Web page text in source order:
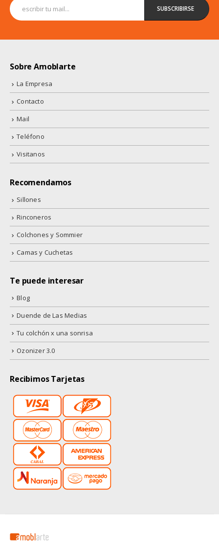
Sobre Amoblarte
La Empresa
Contacto
Mail
Teléfono
Visitanos
Recomendamos
Sillones
Rinconeros
Colchones y Sommier
Camas y Cuchetas
Te puede interesar
Blog
Duende de Las Medias
Tu colchón x una sonrisa
Ozonizer 3.0
Recibimos Tarjetas